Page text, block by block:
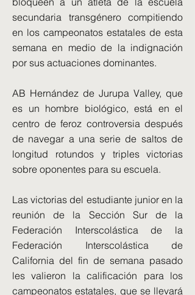
secundaria transgénero compitiendo
en los campeonatos estatales de esta
semana en medio de la indignación
por sus actuaciones dominantes.
AB Hernández de Jurupa Valley, que
es un hombre biológico, está en el
centro de feroz controversia después
de navegar a una serie de saltos de
longitud rotundos y triples victorias
sobre oponentes para su escuela.
Las victorias del estudiante junior en la
reunión de la Sección Sur de la
Federación Interscolástica de la
Federación Interscolástica de
California del fin de semana pasado
les valieron la calificación para los
campeonatos estatales, que se llevará